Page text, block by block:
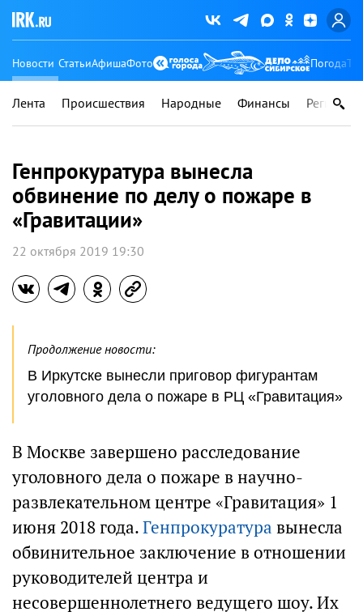
Новости СтатьиАфишаФото Погода
Лента Происшествия Народные Финансы Регионы
Генпрокуратура вынесла
обвинение по делу о пожаре в
«Гравитации»
22 октября 2019 19:30
Продолжение новости:
В Иркутске вынесли приговор фигурантам
уголовного дела о пожаре в РЦ «Гравитация»
В Москве завершено расследование
уголовного дела о пожаре в научно-
развлекательном центре «Гравитация» 1
июня 2018 года.Генпрокуратура вынесла
обвинительное заключение в отношении
руководителей центра и
несовершеннолетнего ведущего шоу. Их